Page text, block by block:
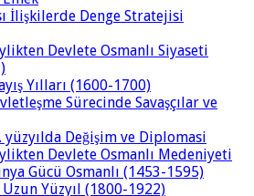
İlişkilerde Denge Stratejisi
Devlete Osmanlı Siyaseti
Yılları (1600-1700)
Sürecinde Savaşçılar ve
yüzyılda Değişim ve Diplomasi
Devlete Osmanlı Medeniyeti
Gücü Osmanlı (1453-1595)
Yüzyıl (1800-1922)